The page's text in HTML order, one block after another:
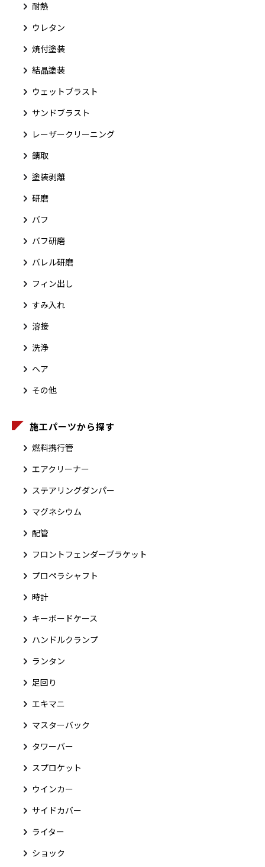
耐熱
ウレタン
焼付塗装
結晶塗装
ウェットブラスト
サンドブラスト
レーザークリーニング
錆取
塗装剥離
研磨
バフ
バフ研磨
バレル研磨
フィン出し
すみ入れ
溶接
洗浄
ヘア
その他
施工パーツから探す
燃料携行管
エアクリーナー
ステアリングダンパー
マグネシウム
配管
フロントフェンダーブラケット
プロペラシャフト
時計
キーボードケース
ハンドルクランプ
ランタン
足回り
エキマニ
マスターバック
タワーバー
スプロケット
ウインカー
サイドカバー
ライター
ショック